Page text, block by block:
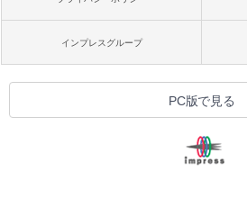
インプレスグループ
PC版で見る